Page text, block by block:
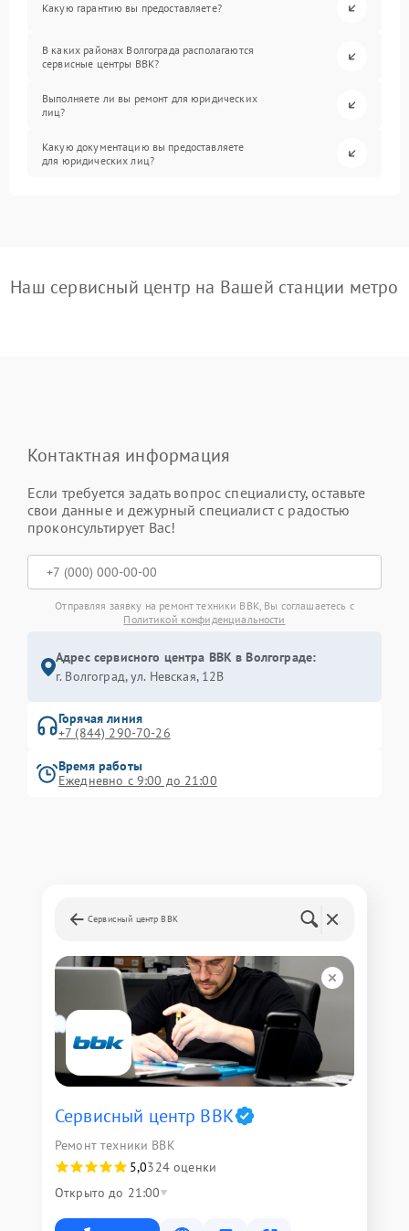
Какую гарантию вы предоставляете?
В каких районах Волгограда располагаются
сервисные центры BBK?
Выполняете ли вы ремонт для юридических
лиц?
Какую документацию вы предоставляете
для юридических лиц?
Наш сервисный центр на Вашей станции метро
Контактная информация
Если требуется задать вопрос специалисту, оставьте
свои данные и дежурный специалист с радостью
проконсультирует Вас!
Отправляя заявку на ремонт техники BBK, Вы соглашаетесь с
Политикой конфиденциальности
Адрес сервисного центра BBK в Волгограде:
г. Волгоград, ул. Невская, 12В
Горячая линия
+7 (844) 290-70-26
Время работы
Ежедневно с 9:00 до 21:00
Сервисный центр BBK
Сервисный центр BBK
Ремонт техники BBK
5,0324 оценки
Открыто до 21:00